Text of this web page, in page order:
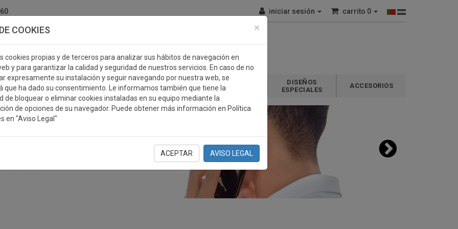
×
COOKIES
cookies propias y de terceros para analizar sus hábitos de navegación en
y para garantizar la calidad y seguridad de nuestros servicios. En caso de no
expresamente su instalación y seguir navegando por nuestra web, se
que ha dado su consentimiento. Le informamos también que tiene la
de bloquear o eliminar cookies instaladas en su equipo mediante la
de opciones de su navegador. Puede obtener más información en Política
en "Aviso Legal"
ACEPTAR AVISO LEGAL
iniciar sesión carrito 0
MEDALLAS PLACAS REGALOS
DISEÑOS
ESPECIALES
ACCESORIOS